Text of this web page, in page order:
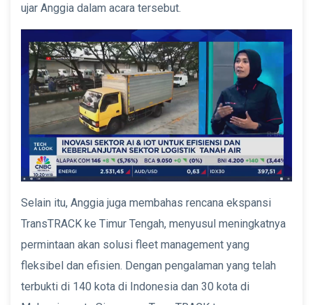
ujar Anggia dalam acara tersebut.
Selain itu, Anggia juga membahas rencana ekspansi
TransTRACK ke Timur Tengah, menyusul meningkatnya
permintaan akan solusi fleet management yang
fleksibel dan efisien. Dengan pengalaman yang telah
terbukti di 140 kota di Indonesia dan 30 kota di